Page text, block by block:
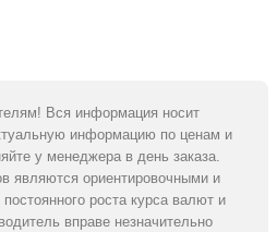
Вся информация носит
информацию по ценам и
у менеджера в день заказа.
являются ориентировочными и
роста курса валют и
вправе незначительно